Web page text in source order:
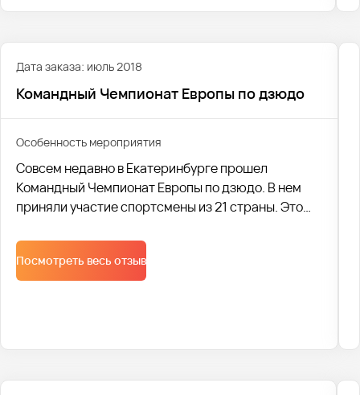
Дата заказа: июль 2018
Командный Чемпионат Европы по дзюдо
Особенность мероприятия
Совсем недавно в Екатеринбурге прошел
Командный Чемпионат Европы по дзюдо. В нем
приняли участие спортсмены из 21 страны. Это
многочисленные гости и участники.
Осуществление транспортных перевозок взяла
на себя компания Автобус1.
Посмотреть весь отзыв